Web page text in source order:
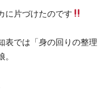
に片づけたのです
表では「身の回りの整理